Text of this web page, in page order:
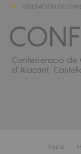
Inicio